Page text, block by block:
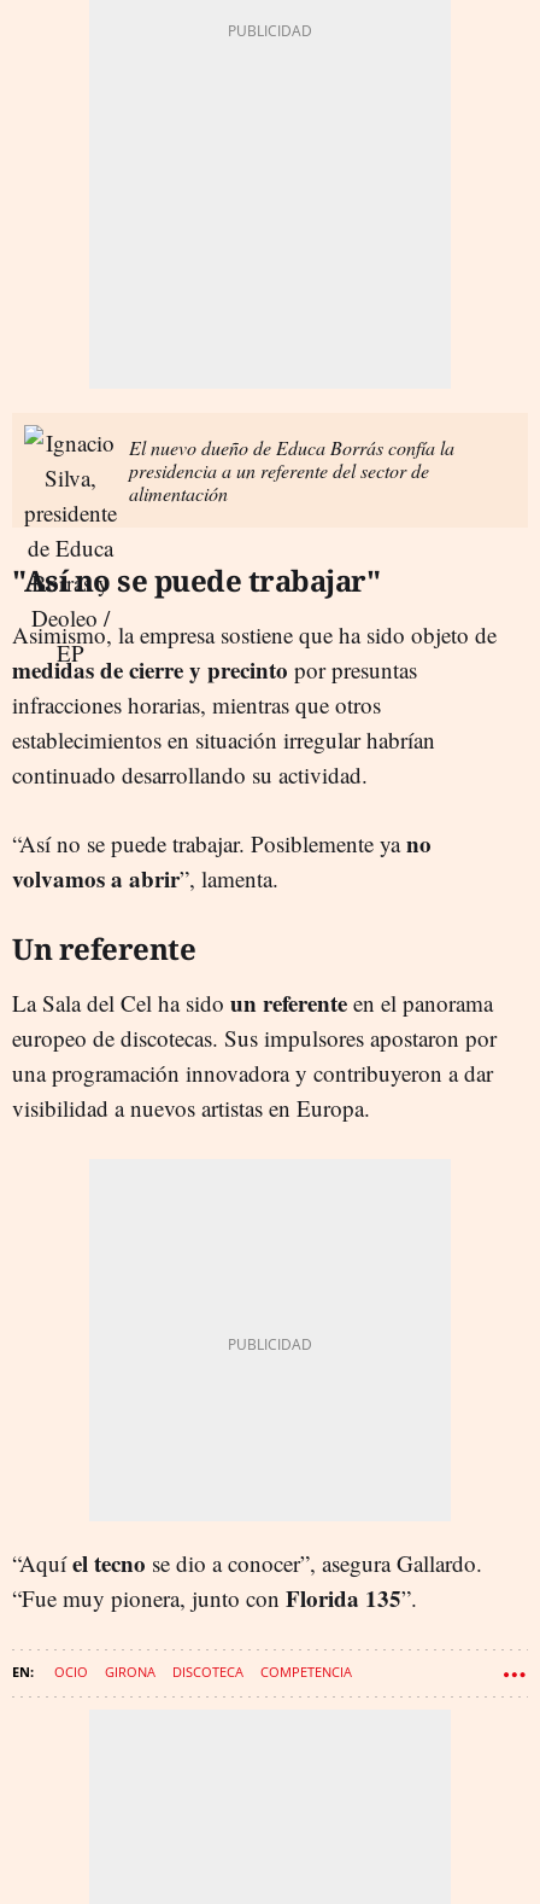
El nuevo dueño de Educa Borrás confía la
presidencia a un referente del sector de
alimentación
"Así no se puede trabajar"
Asimismo, la empresa sostiene que ha sido objeto de
medidas de cierre y precinto por presuntas
infracciones horarias, mientras que otros
establecimientos en situación irregular habrían
continuado desarrollando su actividad.
“Así no se puede trabajar. Posiblemente yano
volvamos a abrir”, lamenta.
Un referente
La Sala del Cel ha sido un referente en el panorama
europeo de discotecas. Sus impulsores apostaron por
una programación innovadora y contribuyeron a dar
visibilidad a nuevos artistas en Europa.
“Aquíel tecno se dio a conocer”, asegura Gallardo.
“Fue muy pionera, junto con Florida 135”.
OCIO GIRONA DISCOTECA COMPETENCIA